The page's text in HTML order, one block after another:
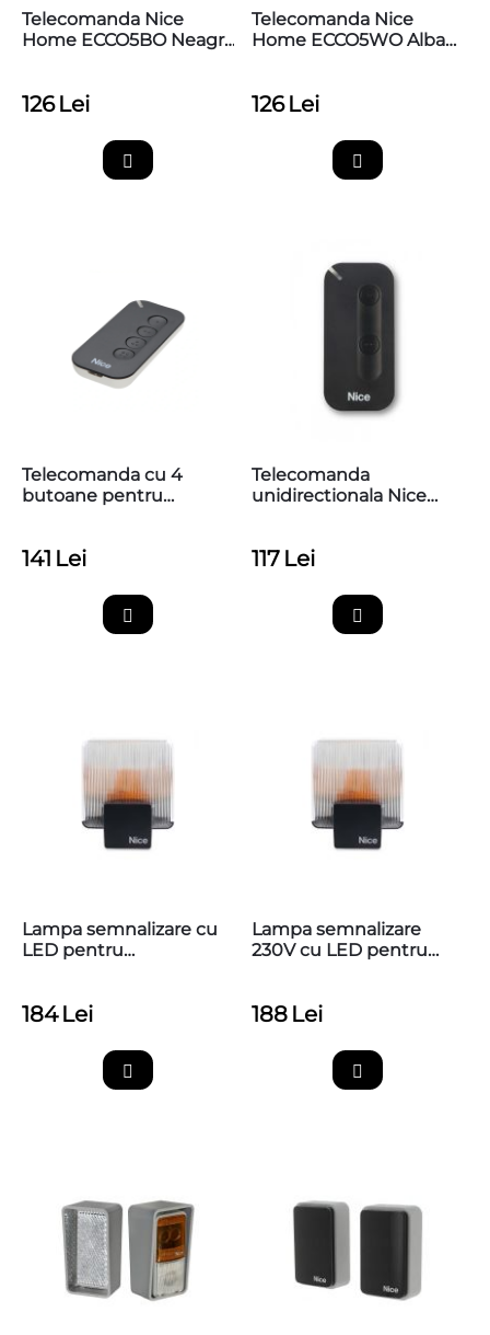
Telecomanda Nice
Home ECCO5BO Neagra
126 Lei
Telecomanda Nice
Home ECCO5WO Alba
126 Lei
Telecomanda cu 4
butoane pentru
141 Lei
Telecomanda
unidirectionala Nice
117 Lei
Lampa semnalizare cu
LED pentru
184 Lei
Lampa semnalizare
230V cu LED pentru
188 Lei